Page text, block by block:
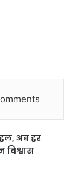
अब हर
विश्वास